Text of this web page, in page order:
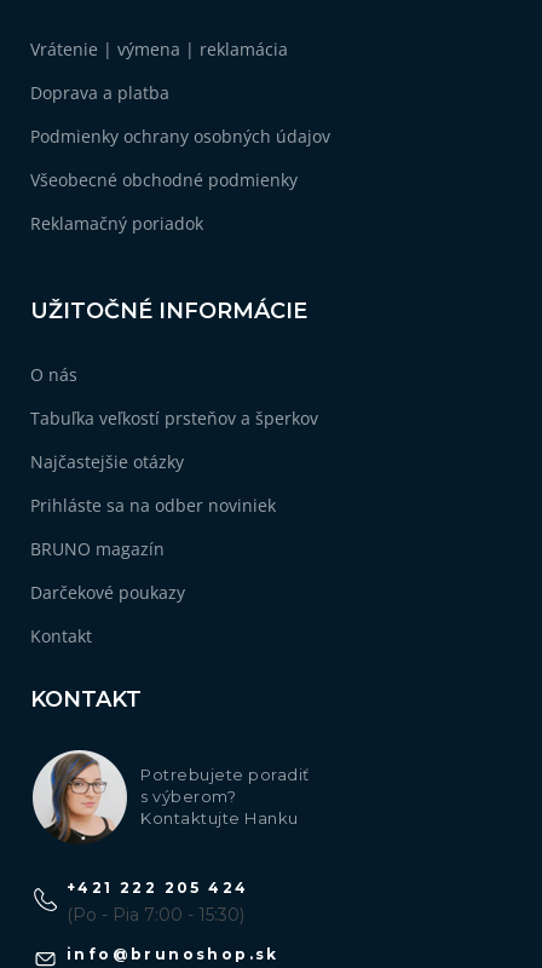
Vrátenie | výmena | reklamácia
Doprava a platba
Podmienky ochrany osobných údajov
Všeobecné obchodné podmienky
Reklamačný poriadok
UŽITOČNÉ INFORMÁCIE
O nás
Tabuľka veľkostí prsteňov a šperkov
Najčastejšie otázky
Prihláste sa na odber noviniek
BRUNO magazín
Darčekové poukazy
Kontakt
KONTAKT
Potrebujete poradiť
s výberom?
Kontaktujte Hanku
info @ brunoshop.sk
+421 222 205 424
(Po - Pia 7:00 - 15:30)